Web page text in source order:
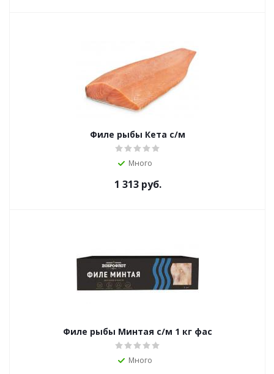
Филе рыбы Кета с/м
Много
1 313руб.
Филе рыбы Минтая с/м 1 кг фас
Много